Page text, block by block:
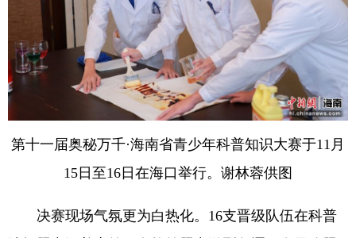
第十一届奥秘万千·海南省青少年科普知识大赛于11月
15日至16日在海口举行。谢林蓉供图
决赛现场气氛更为白热化。16支晋级队伍在科普